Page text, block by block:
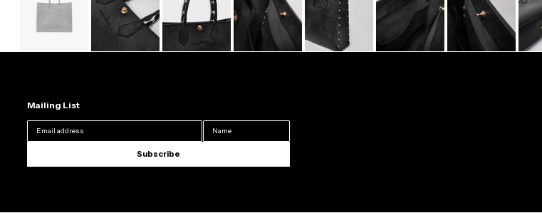
Mailing List
Subscribe